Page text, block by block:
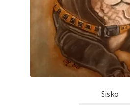
Sisko